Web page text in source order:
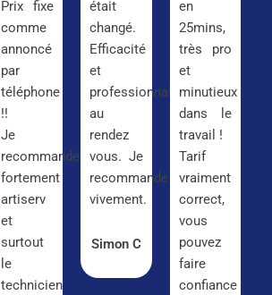
Prix fixe
comme
annoncé
par
téléphone
!!
Je
recommande
fortement
artiserv
et
surtout
le
technicien
était
changé.
Efficacité
et
professionnalisme
au
rendez
vous. Je
recommande
vivement.
Simon C
en
25mins,
très pro
et
minutieux
dans le
travail !
Tarif
vraiment
correct,
vous
pouvez
faire
confiance